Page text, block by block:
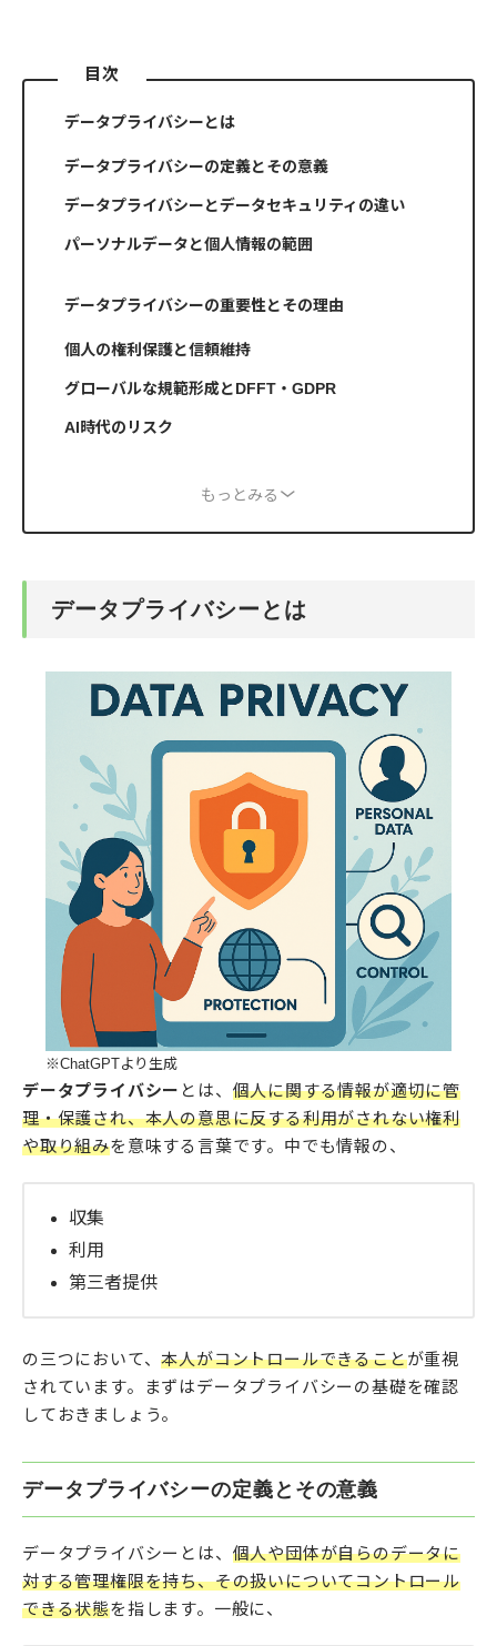
目次
データプライバシーとは
データプライバシーの定義とその意義
データプライバシーとデータセキュリティの違い
パーソナルデータと個人情報の範囲
データプライバシーの重要性とその理由
個人の権利保護と信頼維持
グローバルな規範形成とDFFT・GDPR
AI時代のリスク
もっとみる
データプライバシーとは
※ChatGPTより生成
データプライバシー とは、 個人に関する情報が適切に管
理・保護され、本人の意思に反する利用がされない権利
や取り組みを意味する言葉です。中でも情報の、
収集
利用
第三者提供
の三つにおいて、本人がコントロールできることが重視
されています。まずはデータプライバシーの基礎を確認
しておきましょう。
データプライバシーの定義とその意義
データプライバシーとは、 個人や団体が自らのデータに
対する管理権限を持ち、その扱いについてコントロール
できる状態を指します。一般に、